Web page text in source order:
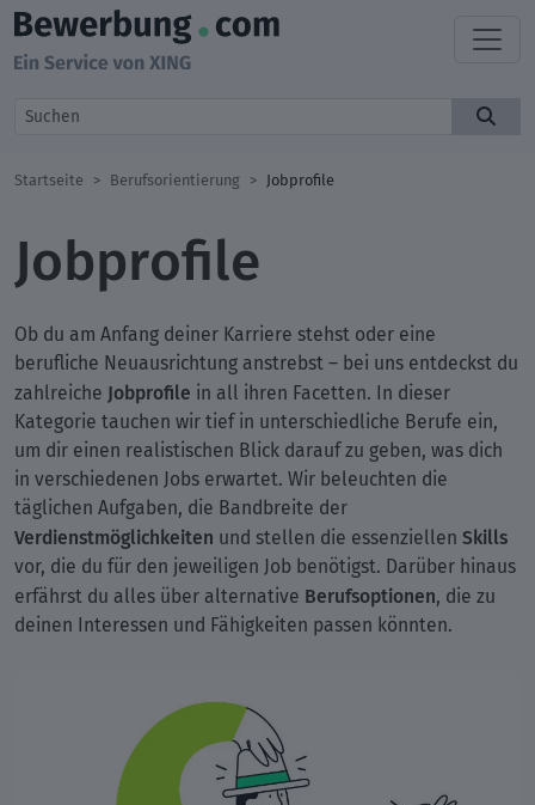
Startseite Berufsorientierung Jobprofile
Jobprofile
Ob du am Anfang deiner Karriere stehst oder eine
berufliche Neuausrichtung anstrebst – bei uns entdeckst du
zahlreiche Jobprofile in all ihren Facetten. In dieser
Kategorie tauchen wir tief in unterschiedliche Berufe ein,
um dir einen realistischen Blick darauf zu geben, was dich
in verschiedenen Jobs erwartet. Wir beleuchten die
täglichen Aufgaben, die Bandbreite der
Verdienstmöglichkeiten und stellen die essenziellen Skills
vor, die du für den jeweiligen Job benötigst. Darüber hinaus
erfährst du alles über alternative Berufsoptionen, die zu
deinen Interessen und Fähigkeiten passen könnten.